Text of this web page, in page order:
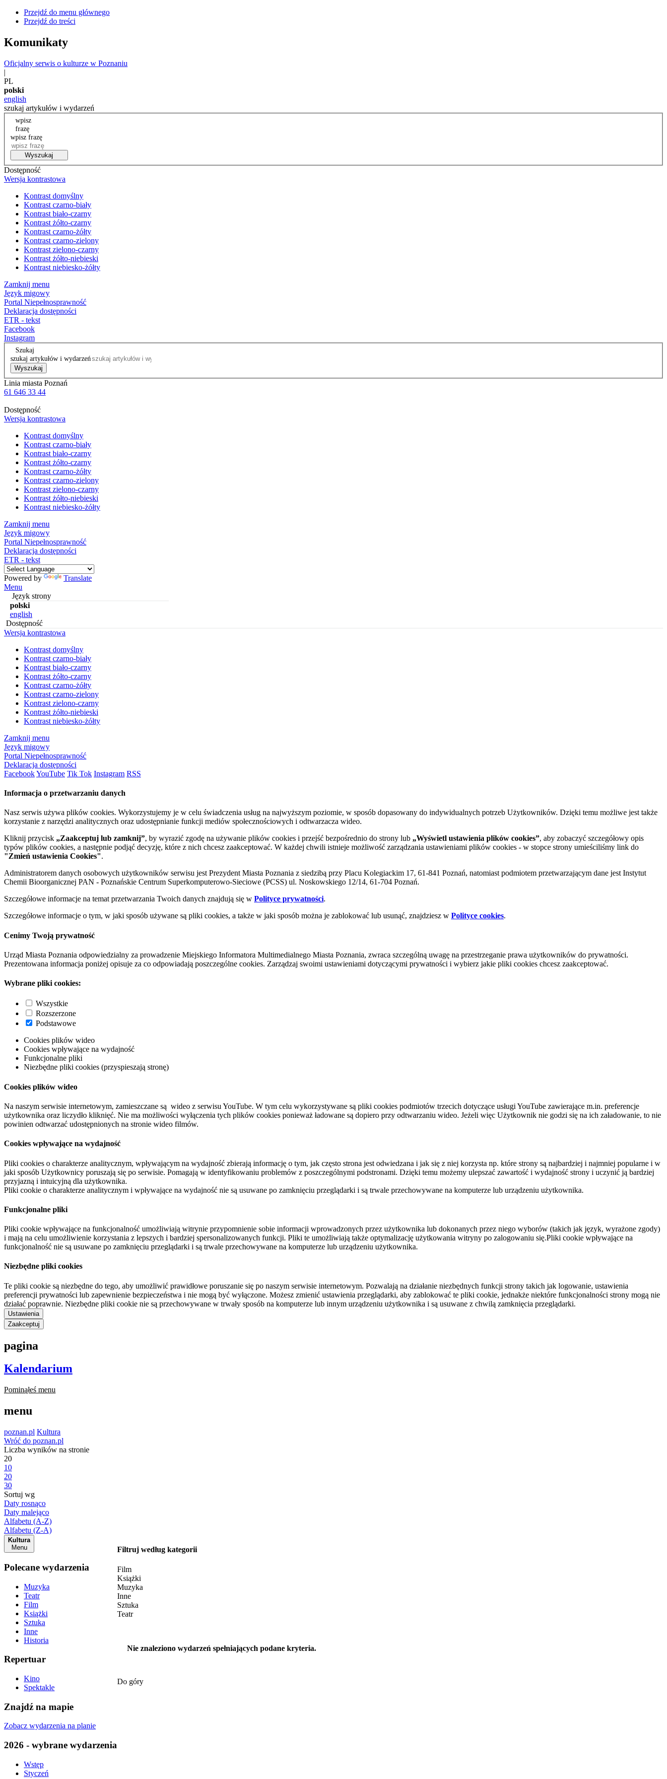
Przejdź do menu głównego
Przejdź do treści
Komunikaty
Oficjalny serwis o kulturze w Poznaniu
|
PL
polski
english
szukaj artykułów i wydarzeń
wpisz
frazę
wpisz frazę
Wyszukaj
Dostępność
Wersja kontrastowa
Kontrast domyślny
Kontrast czarno-biały
Kontrast biało-czarny
Kontrast żółto-czarny
Kontrast czarno-żółty
Kontrast czarno-zielony
Kontrast zielono-czarny
Kontrast żółto-niebieski
Kontrast niebiesko-żółty
Zamknij menu
Język migowy
Portal Niepełnosprawność
Deklaracja dostępności
ETR - tekst
Facebook
Instagram
Szukaj
szukaj artykułów i wydarzeń
Wyszukaj
Linia miasta Poznań
61 646 33 44
Dostępność
Wersja kontrastowa
Kontrast domyślny
Kontrast czarno-biały
Kontrast biało-czarny
Kontrast żółto-czarny
Kontrast czarno-żółty
Kontrast czarno-zielony
Kontrast zielono-czarny
Kontrast żółto-niebieski
Kontrast niebiesko-żółty
Zamknij menu
Język migowy
Portal Niepełnosprawność
Deklaracja dostępności
ETR - tekst
Powered by
Translate
Menu
Język strony
polski
english
Dostępność
Wersja kontrastowa
Kontrast domyślny
Kontrast czarno-biały
Kontrast biało-czarny
Kontrast żółto-czarny
Kontrast czarno-żółty
Kontrast czarno-zielony
Kontrast zielono-czarny
Kontrast żółto-niebieski
Kontrast niebiesko-żółty
Zamknij menu
Język migowy
Portal Niepełnosprawność
Deklaracja dostępności
FacebookYouTube Tik Tok Instagram RSS
Informacja o przetwarzaniu danych
Nasz serwis używa plików cookies. Wykorzystujemy je w celu świadczenia usług na najwyższym poziomie, w sposób dopasowany do indywidualnych potrzeb Użytkowników. Dzięki temu możliwe jest także
korzystanie z narzędzi analitycznych oraz udostępnianie funkcji mediów społecznościowych i odtwarzacza wideo.
Kliknij przycisk „Zaakceptuj lub zamknij”, by wyrazić zgodę na używanie plików cookies i przejść bezpośrednio do strony lub „Wyświetl ustawienia plików cookies”, aby zobaczyć szczegółowy opis
typów plików cookies, a następnie podjąć decyzję, które z nich chcesz zaakceptować. W każdej chwili istnieje możliwość zarządzania ustawieniami plików cookies - w stopce strony umieściliśmy link do
"Zmień ustawienia Cookies".
Administratorem danych osobowych użytkowników serwisu jest Prezydent Miasta Poznania z siedzibą przy Placu Kolegiackim 17, 61-841 Poznań, natomiast podmiotem przetwarzającym dane jest Instytut
Chemii Bioorganicznej PAN - Poznańskie Centrum Superkomputerowo-Sieciowe (PCSS) ul. Noskowskiego 12/14, 61-704 Poznań.
Szczegółowe informacje na temat przetwarzania Twoich danych znajdują się w Polityce prywatności.
Szczegółowe informacje o tym, w jaki sposób używane są pliki cookies, a także w jaki sposób można je zablokować lub usunąć, znajdziesz w Polityce cookies.
Cenimy Twoją prywatność
Urząd Miasta Poznania odpowiedzialny za prowadzenie Miejskiego Informatora Multimedialnego Miasta Poznania, zwraca szczególną uwagę na przestrzeganie prawa użytkowników do prywatności.
Prezentowana informacja poniżej opisuje za co odpowiadają poszczególne cookies. Zarządzaj swoimi ustawieniami dotyczącymi prywatności i wybierz jakie pliki cookies chcesz zaakceptować.
Wybrane pliki cookies:
Wszystkie
Rozszerzone
Podstawowe
Cookies plików wideo
Cookies wpływające na wydajność
Funkcjonalne pliki
Niezbędne pliki cookies (przyspieszają stronę)
Cookies plików wideo
Na naszym serwisie internetowym, zamieszczane są wideo z serwisu YouTube. W tym celu wykorzystywane są pliki cookies podmiotów trzecich dotyczące usługi YouTube zawierające m.in. preferencje
użytkownika oraz liczydło kliknięć. Nie ma możliwości wyłączenia tych plików cookies ponieważ ładowane są dopiero przy odtwarzaniu wideo. Jeżeli więc Użytkownik nie godzi się na ich załadowanie, to nie
powinien odtwarzać udostępnionych na stronie wideo filmów.
Cookies wpływające na wydajność
Pliki cookies o charakterze analitycznym, wpływającym na wydajność zbierają informację o tym, jak często strona jest odwiedzana i jak się z niej korzysta np. które strony są najbardziej i najmniej popularne i w
jaki sposób Użytkownicy poruszają się po serwisie. Pomagają w identyfikowaniu problemów z poszczególnymi podstronami. Dzięki temu możemy ulepszać zawartość i wydajność strony i uczynić ją bardziej
przyjazną i intuicyjną dla użytkownika.
Pliki cookie o charakterze analitycznym i wpływające na wydajność nie są usuwane po zamknięciu przeglądarki i są trwale przechowywane na komputerze lub urządzeniu użytkownika.
Funkcjonalne pliki
Pliki cookie wpływające na funkcjonalność umożliwiają witrynie przypomnienie sobie informacji wprowadzonych przez użytkownika lub dokonanych przez niego wyborów (takich jak język, wyrażone zgody)
i mają na celu umożliwienie korzystania z lepszych i bardziej spersonalizowanych funkcji. Pliki te umożliwiają także optymalizację użytkowania witryny po zalogowaniu się.Pliki cookie wpływające na
funkcjonalność nie są usuwane po zamknięciu przeglądarki i są trwale przechowywane na komputerze lub urządzeniu użytkownika.
Niezbędne pliki cookies
Te pliki cookie są niezbędne do tego, aby umożliwić prawidłowe poruszanie się po naszym serwisie internetowym. Pozwalają na działanie niezbędnych funkcji strony takich jak logowanie, ustawienia
preferencji prywatności lub zapewnienie bezpieczeństwa i nie mogą być wyłączone. Możesz zmienić ustawienia przeglądarki, aby zablokować te pliki cookie, jednakże niektóre funkcjonalności strony mogą nie
działać poprawnie. Niezbędne pliki cookie nie są przechowywane w trwały sposób na komputerze lub innym urządzeniu użytkownika i są usuwane z chwilą zamknięcia przeglądarki.
Ustawienia
Zaakceptuj
pagina
Kalendarium
Pominąłeś menu
menu
poznan.pl Kultura
Wróć do poznan.pl
Liczba wyników na stronie
20
10
20
30
Sortuj wg
Daty rosnąco
Daty malejąco
Alfabetu (A-Z)
Alfabetu (Z-A)
Kultura
Menu
Polecane wydarzenia
Muzyka
Teatr
Film
Książki
Sztuka
Inne
Historia
Repertuar
Kino
Spektakle
Znajdź na mapie
Zobacz wydarzenia na planie
2026 - wybrane wydarzenia
Wstęp
Styczeń
Filtruj według kategorii
Film
Książki
Muzyka
Inne
Sztuka
Teatr
Nie znaleziono wydarzeń spełniających podane kryteria.
Do góry